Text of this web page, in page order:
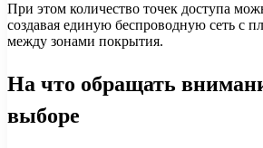
При этом количество точек доступа
создавая единую беспроводную сеть с
между зонами покрытия.
На что обращать
выборе